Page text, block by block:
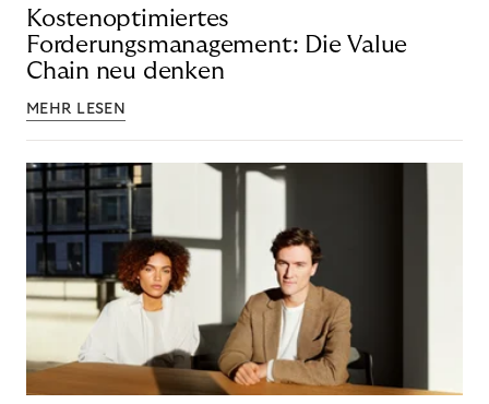
Kostenoptimiertes
Forderungsmanagement: Die Value
Chain neu denken
MEHR LESEN